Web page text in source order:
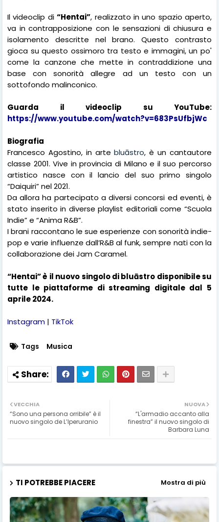
Il videoclip di“Hentai”, realizzato in uno spazio aperto,
va in contrapposizione con le sensazioni di chiusura e
isolamento descritte nel brano. Questo contrasto
gioca su questo ossimoro tra testo e immagini, un po'
come la canzone che mette in contraddizione una
base con sonorità allegre ad un testo con un
sottofondo malinconico.
Guarda il videoclip su YouTube:
https://www.youtube.com/watch?v=683PsUfbjWc
Biografia
Francesco Agostino, in artebluāstro, è un cantautore
classe 2001. Vive in provincia di Milano e il suo percorso
artistico nasce con il lancio del suo primo singolo
“Daiquiri” nel 2021.
Da allora ha partecipato a diversi concorsi ed eventi, è
stato inserito in diverse playlist editoriali come “Scuola
Indie” e “Anima R&B”.
I brani raccontano le sue esperienze con sonorità indie-
pop e varie influenze dall’R&B al funk, sempre nati con la
collaborazione dei Jam Caramel.
“Hentai” è il nuovo singolo di bluāstro disponibile su
tutte le piattaforme di streaming digitale dal 5
aprile 2024.
Instagram | TikTok
Tags Musica
NUOVA
“L'armadio accanto alla
finestra” il nuovo singolo di
Barbara Luna
VECCHIA
“Sono una persona orribile” è il
nuovo singolo de L’Iperuranio
TI POTREBBE PIACERE Mostra di più